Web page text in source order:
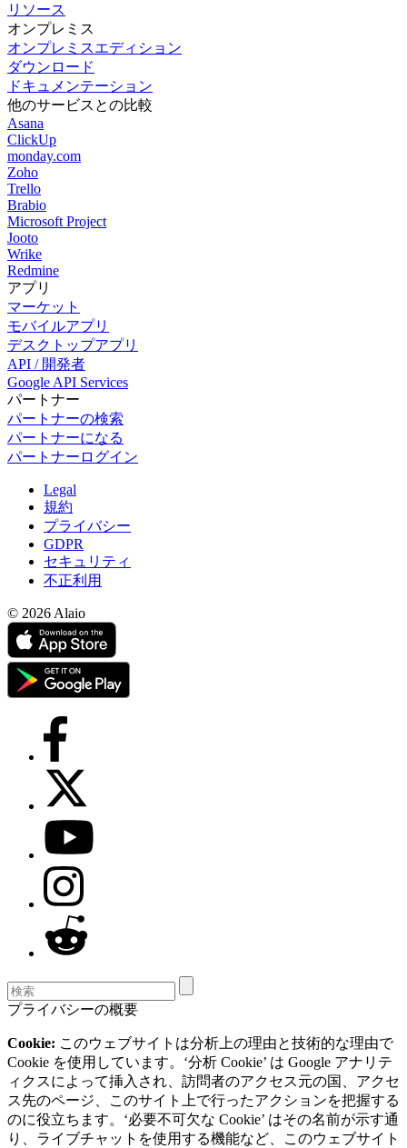
リソース
オンプレミス
オンプレミスエディション
ダウンロード
ドキュメンテーション
他のサービスとの比較
Asana
ClickUp
monday.com
Zoho
Trello
Brabio
Microsoft Project
Jooto
Wrike
Redmine
アプリ
マーケット
モバイルアプリ
デスクトップアプリ
API / 開発者
Google API Services
パートナー
パートナーの検索
パートナーになる
パートナーログイン
Legal
規約
プライバシー
GDPR
セキュリティ
不正利用
© 2026 Alaio
プライバシーの概要
Cookie: このウェブサイトは分析上の理由と技術的な理由で
Cookie を使用しています。‘分析 Cookie’ は Google アナリテ
ィクスによって挿入され、訪問者のアクセス元の国、アクセ
ス先のページ、このサイト上で行ったアクションを把握する
のに役立ちます。‘必要不可欠な Cookie’ はその名前が示す通
り、ライブチャットを使用する機能など、このウェブサイト